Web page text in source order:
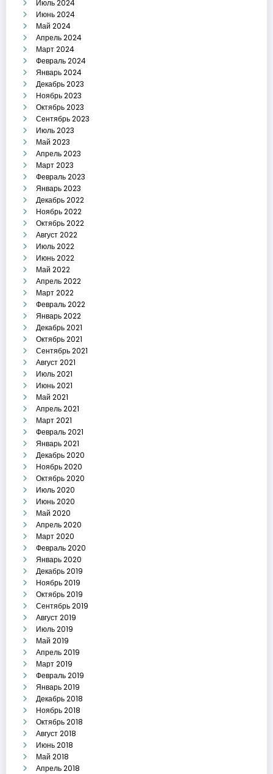
Июль 2024
Июнь 2024
Май 2024
Апрель 2024
Март 2024
Февраль 2024
Январь 2024
Декабрь 2023
Ноябрь 2023
Октябрь 2023
Сентябрь 2023
Июль 2023
Май 2023
Апрель 2023
Март 2023
Февраль 2023
Январь 2023
Декабрь 2022
Ноябрь 2022
Октябрь 2022
Август 2022
Июль 2022
Июнь 2022
Май 2022
Апрель 2022
Март 2022
Февраль 2022
Январь 2022
Декабрь 2021
Октябрь 2021
Сентябрь 2021
Август 2021
Июль 2021
Июнь 2021
Май 2021
Апрель 2021
Март 2021
Февраль 2021
Январь 2021
Декабрь 2020
Ноябрь 2020
Октябрь 2020
Июль 2020
Июнь 2020
Май 2020
Апрель 2020
Март 2020
Февраль 2020
Январь 2020
Декабрь 2019
Ноябрь 2019
Октябрь 2019
Сентябрь 2019
Август 2019
Июль 2019
Май 2019
Апрель 2019
Март 2019
Февраль 2019
Январь 2019
Декабрь 2018
Ноябрь 2018
Октябрь 2018
Август 2018
Июнь 2018
Май 2018
Апрель 2018